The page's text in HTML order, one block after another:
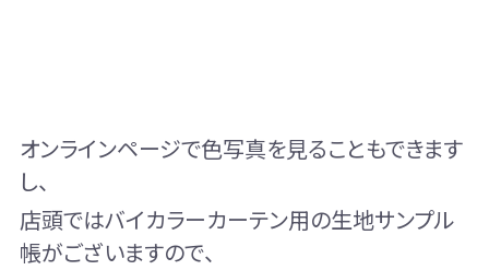
オンラインページで色写真を見ることもできます
し、
店頭ではバイカラーカーテン用の生地サンプル
帳がございますので、